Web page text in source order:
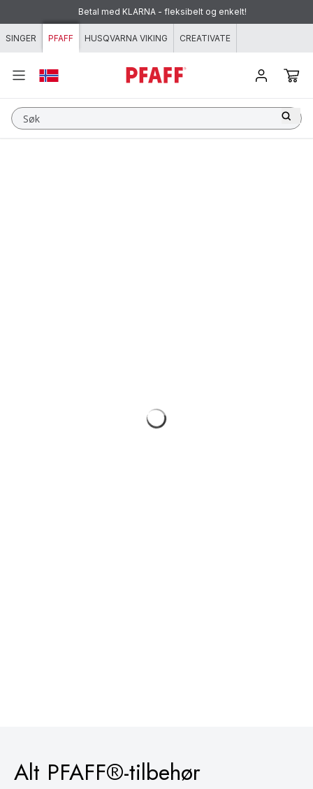
Hopp til innhold
Betal med KLARNA - fleksibelt og enkelt!
SINGER PFAFF HUSQVARNA VIKING CREATIVATE
Søk
Alt PFAFF®-tilbehør